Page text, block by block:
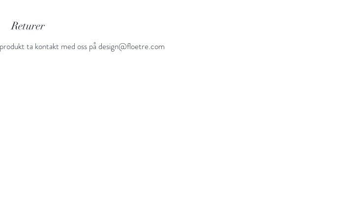
Returer
ta kontakt med oss på design@floetre.com